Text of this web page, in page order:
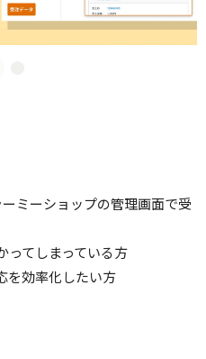
ミーショップの管理画面で受
ってしまっている方
を効率化したい方